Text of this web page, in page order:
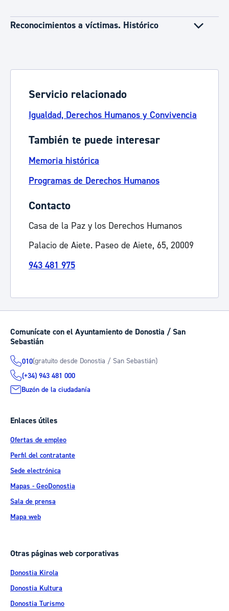
Reconocimientos a víctimas. Histórico
Servicio relacionado
Igualdad, Derechos Humanos y Convivencia
También te puede interesar
Memoria histórica
Programas de Derechos Humanos
Contacto
Casa de la Paz y los Derechos Humanos
Palacio de Aiete. Paseo de Aiete, 65, 20009
943 481 975
Comunícate con el Ayuntamiento de Donostia / San
Sebastián
010(gratuito desde Donostia / San Sebastián)
(+34) 943 481 000
Buzón de la ciudadanía
Enlaces útiles
Ofertas de empleo
Perfil del contratante
Sede electrónica
Mapas - GeoDonostia
Sala de prensa
Mapa web
Otras páginas web corporativas
Donostia Kirola
Donostia Kultura
Donostia Turismo